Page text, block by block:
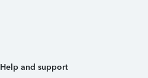
Help and support